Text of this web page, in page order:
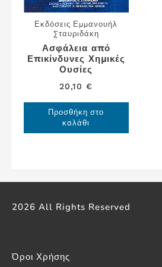
Εκδόσεις Εμμανουήλ
Σταυριδάκη
Ασφάλεια από
Επικίνδυνες Χημικές
Ουσίες
20,10€
Προσθήκη στο
καλάθι
2026 All Rights Reserved
Όροι Χρήσης